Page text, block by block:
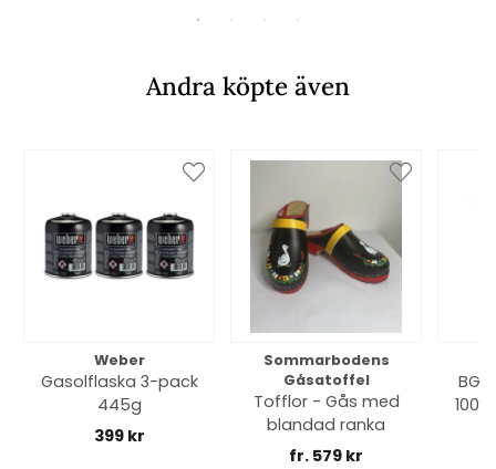
Andra köpte även
Weber
Gasolflaska 3-pack
445g
399 kr
Sommarbodens
Gåsatoffel
Tofflor - Gås med
blandad ranka
fr. 579 kr